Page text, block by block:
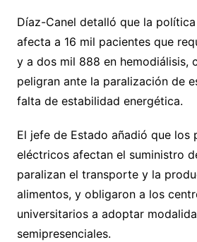
Díaz-Canel detalló que la
afecta a 16 mil pacientes que
y a dos mil 888 en hemodiálisis,
peligran ante la paralización de
falta de estabilidad energética.
El jefe de Estado añadió que
eléctricos afectan el suministro
paralizan el transporte y la
alimentos, y obligaron a los
universitarios a adoptar
semipresenciales.